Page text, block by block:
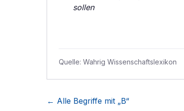
sollen
Quelle: Wahrig Wissenschaftslexikon
← Alle Begriffe mit „B“